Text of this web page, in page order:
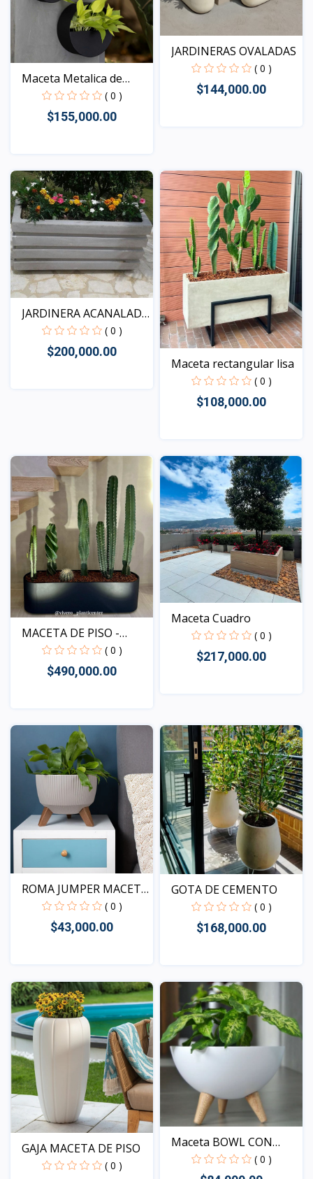
Maceta Metalica de
Pare...
( 0 )
$155,000.00
Vista
JARDINERAS OVALADAS
( 0 )
$144,000.00
JARDINERA ACANALADA
( 0 )
$200,000.00
Maceta rectangular lisa
( 0 )
$108,000.00
Vista
MACETA DE PISO -
BOTANI...
( 0 )
$490,000.00
Vista
Maceta Cuadro
( 0 )
$217,000.00
ROMA JUMPER MACETA
DE...
( 0 )
$43,000.00
Vista
GOTA DE CEMENTO
( 0 )
$168,000.00
Vista
GAJA MACETA DE PISO
( 0 )
Maceta BOWL CON
PATAS
( 0 )